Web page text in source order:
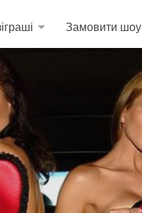
Замовити шоу